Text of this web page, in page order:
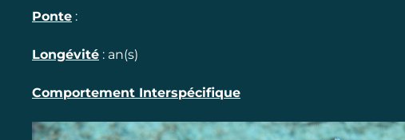
Ponte :
Longévité : an(s)
Comportement Interspécifique